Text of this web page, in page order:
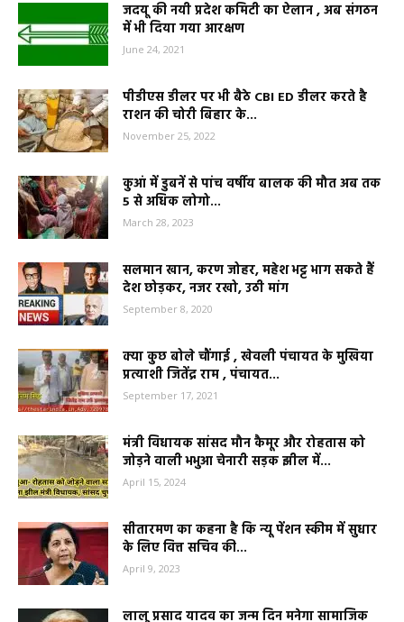
जदयू की नयी प्रदेश कमिटी का ऐलान , अब संगठन
में भी दिया गया आरक्षण
June 24, 2021
पीडीएस डीलर पर भी बैठे CBI ED डीलर करते है
राशन की चोरी बिहार के...
November 25, 2022
कुआं में डुबनें से पांच वर्षीय बालक की मौत अब तक
5 से अधिक लोगो...
March 28, 2023
सलमान खान, करण जोहर, महेश भट्ट भाग सकते हैं
देश छोड़कर, नजर रखो, उठी मांग
September 8, 2020
क्या कुछ बोले चौंगाई , खेवली पंचायत के मुखिया
प्रत्याशी जितेंद्र राम , पंचायत...
September 17, 2021
मंत्री विधायक सांसद मौन कैमूर और रोहतास को
जोड़ने वाली भभुआ चेनारी सड़क झील में...
April 15, 2024
सीतारमण का कहना है कि न्यू पेंशन स्कीम में सुधार
के लिए वित्त सचिव की...
April 9, 2023
लालू प्रसाद यादव का जन्म दिन मनेगा सामाजिक